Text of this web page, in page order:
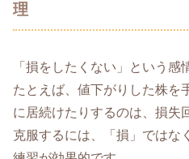
理
「損をしたくない」という感
たとえば、値下がりした株を
に居続けたりするのは、損失
克服するには、「損」ではな